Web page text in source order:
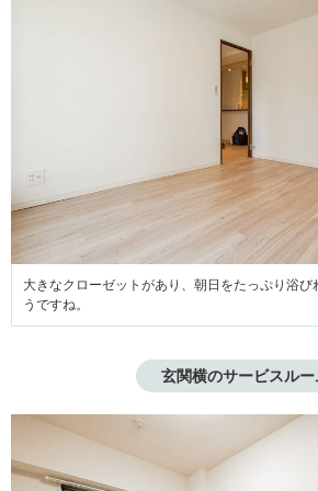
大きなクローゼットがあり、朝日をたっぷり浴び
うですね。
玄関横のサービスルー